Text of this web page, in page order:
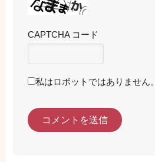
CAPTCHA コード
私はロボットではありません。